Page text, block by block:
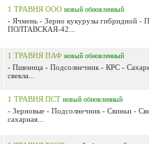
1 ТРАВНЯ ООО новый обновленный
- Ячмень - Зерно кукурузы гибридной -
ПОЛТАВСКАЯ-42...
1 ТРАВНЯ ПАФ новый обновленный
- Пшеница - Подсолнечник - КРС -
свекла...
1 ТРАВНЯ ПСТ новый обновленный
- Зерновые - Подсолнечник - Свиньи -
сахарная...